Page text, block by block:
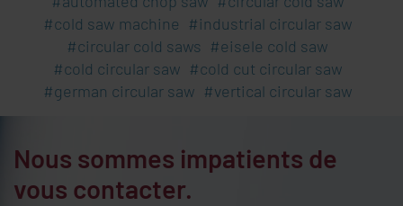
cold saw machine
industrial circular saw
circular cold saws
eisele cold saw
cold circular saw
cold cut circular saw
german circular saw
vertical circular saw
Nous sommes impatients de
vous contacter.